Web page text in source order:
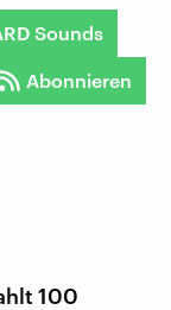
Sounds
Abonnieren
100